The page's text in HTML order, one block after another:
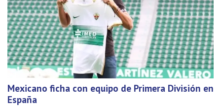
Mexicano ficha con equipo de Primera División en
España